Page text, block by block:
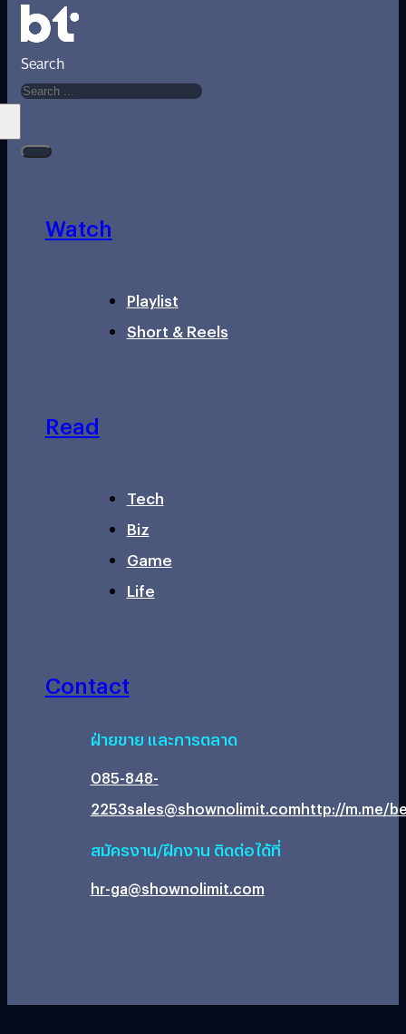
Search
Watch
Playlist
Short & Reels
Read
Tech
Biz
Game
Life
Contact
ฝ่ายขาย และการตลาด
085-848-
2253sales@shownolimit.comhttp://m.me/
สมัครงาน/ฝึกงาน ติดต่อได้ที่
hr-ga@shownolimit.com